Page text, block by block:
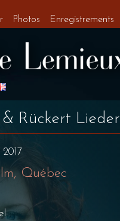
Rückert Lieder
2017
Québec
Photos Enregistrements